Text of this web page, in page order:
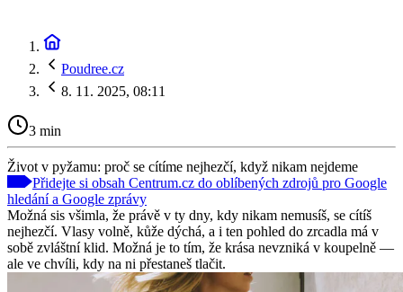
Poudree.cz
8. 11. 2025, 08:11
3 min
Život v pyžamu: proč se cítíme nejhezčí, když nikam nejdeme
Přidejte si obsah Centrum.cz do oblíbených zdrojů pro Google
hledání a Google zprávy
Možná sis všimla, že právě v ty dny, kdy nikam nemusíš, se cítíš
nejhezčí. Vlasy volně, kůže dýchá, a i ten pohled do zrcadla má v
sobě zvláštní klid. Možná je to tím, že krása nevzniká v koupelně —
ale ve chvíli, kdy na ni přestaneš tlačit.